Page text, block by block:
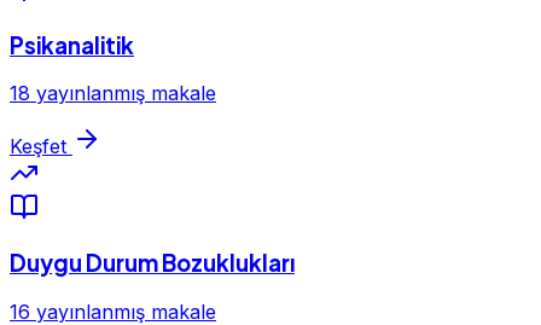
Psikanalitik
18 yayınlanmış makale
Keşfet
Duygu Durum Bozuklukları
16 yayınlanmış makale